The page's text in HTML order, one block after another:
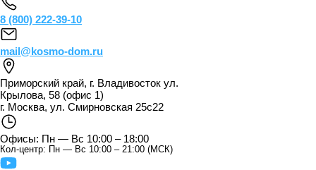
8 (800) 222-39-10
mail@kosmo-dom.ru
Приморский край, г. Владивосток ул.
Крылова, 58 (офис 1)
г. Москва, ул. Смирновская 25с22
Офисы: Пн — Вс 10:00 – 18:00
Кол-центр: Пн — Вс 10:00 – 21:00 (МСК)